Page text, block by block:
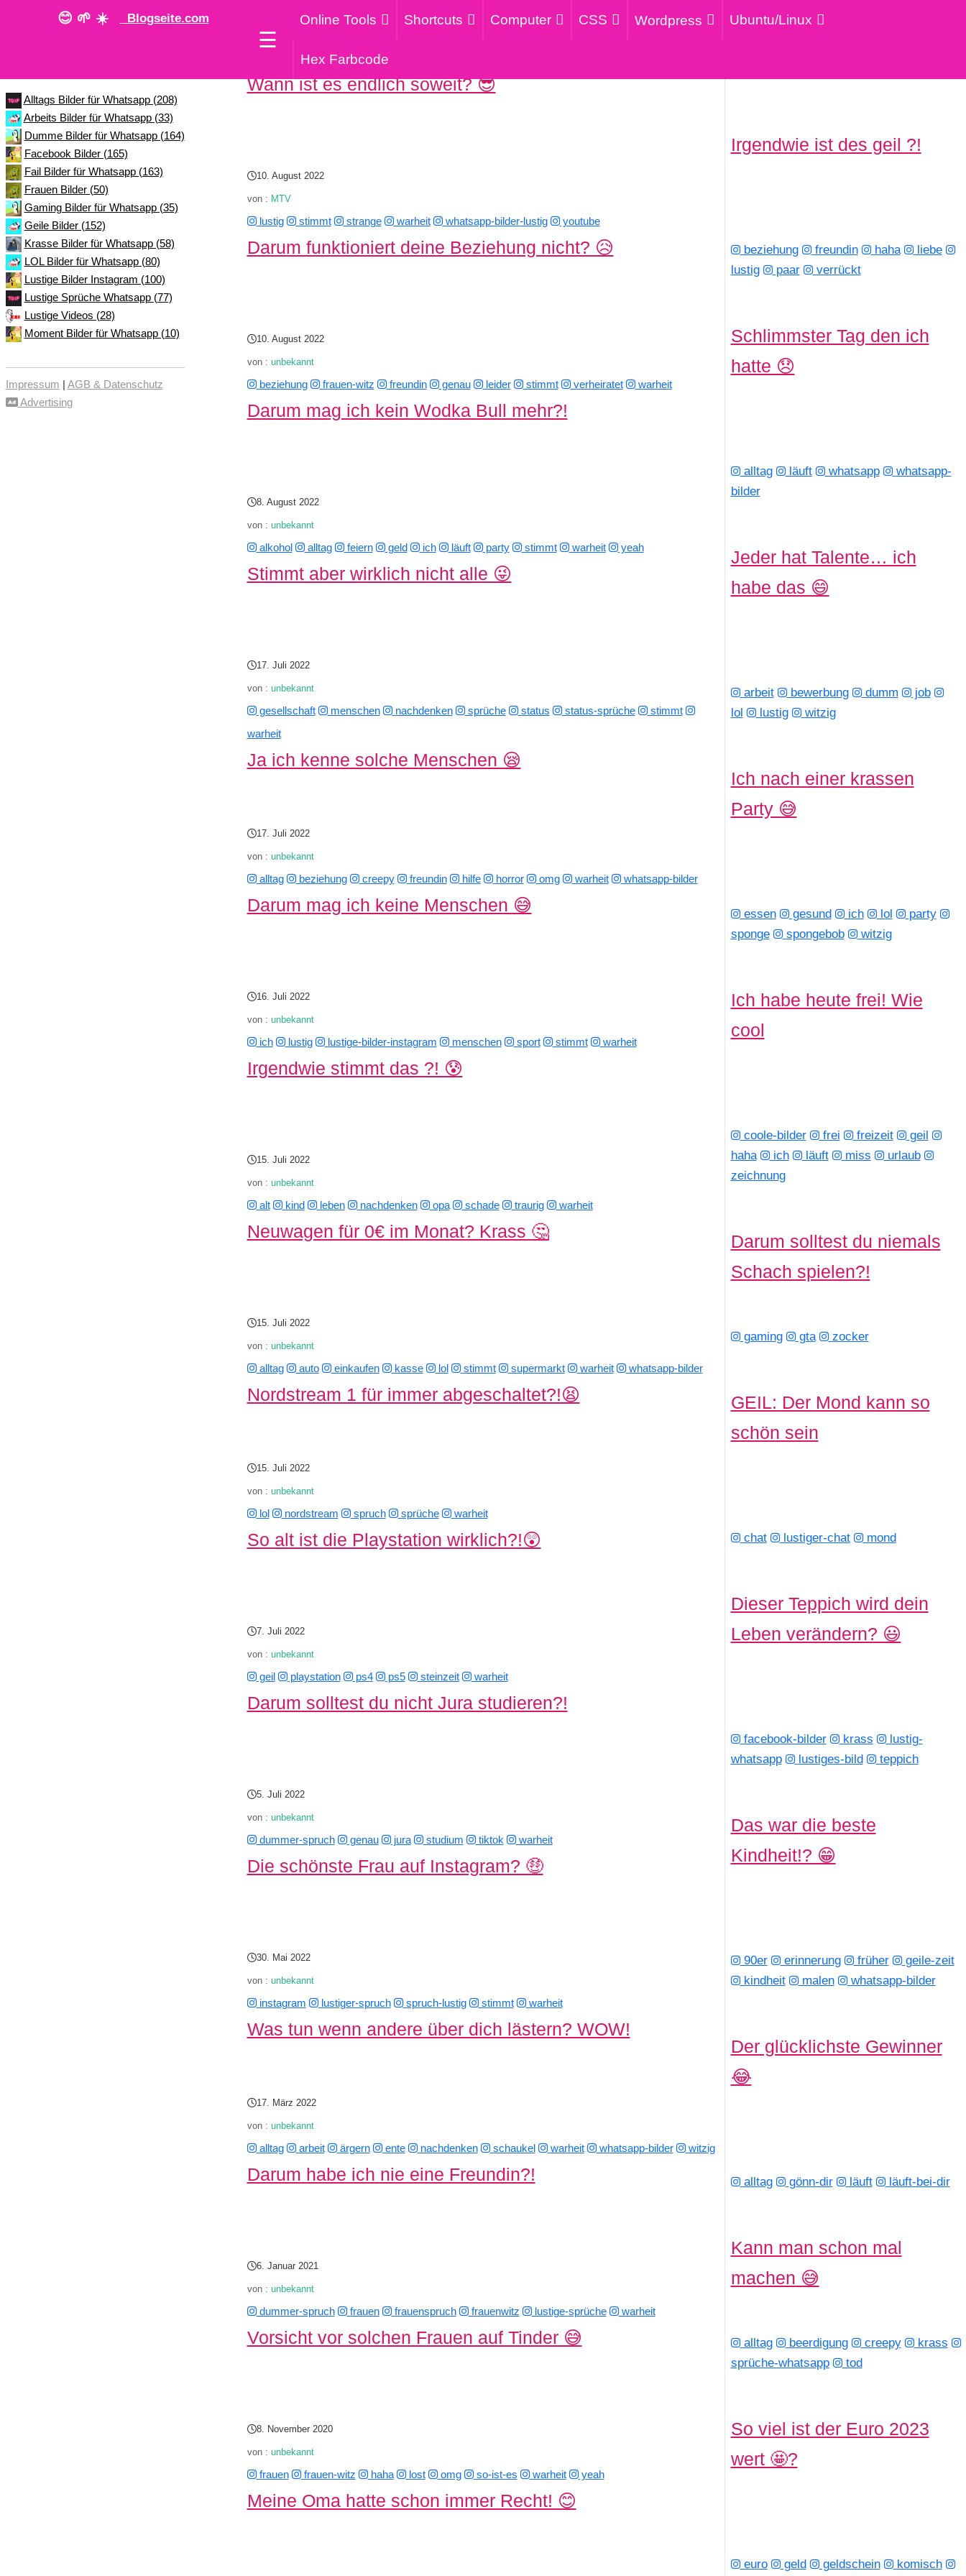
😊 🌱 ☀️ Blogseite.com
☰
Online Tools Shortcuts Computer CSS Wordpress Ubuntu/Linux
Hex Farbcode
Alltags Bilder für Whatsapp (208)
Arbeits Bilder für Whatsapp (33)
Dumme Bilder für Whatsapp (164)
Facebook Bilder (165)
Fail Bilder für Whatsapp (163)
Frauen Bilder (50)
Gaming Bilder für Whatsapp (35)
Geile Bilder (152)
Krasse Bilder für Whatsapp (58)
LOL Bilder für Whatsapp (80)
Lustige Bilder Instagram (100)
Lustige Sprüche Whatsapp (77)
Lustige Videos (28)
Moment Bilder für Whatsapp (10)
Impressum | AGB & Datenschutz
Advertising
Wann ist es endlich soweit? 😎
10. August 2022
von : MTV
lustig stimmt strange warheit whatsapp-bilder-lustig youtube
Darum funktioniert deine Beziehung nicht? 😥
10. August 2022
von : unbekannt
beziehung frauen-witz freundin genau leider stimmt verheiratet warheit
Darum mag ich kein Wodka Bull mehr?!
8. August 2022
von : unbekannt
alkohol alltag feiern geld ich läuft party stimmt warheit yeah
Stimmt aber wirklich nicht alle 😜
17. Juli 2022
von : unbekannt
gesellschaft menschen nachdenken sprüche status status-sprüche
stimmt
warheit
Ja ich kenne solche Menschen 😪
17. Juli 2022
von : unbekannt
alltag beziehung creepy freundin hilfe horror omg warheit whatsapp-bilder
Darum mag ich keine Menschen 😅
16. Juli 2022
von : unbekannt
ich lustig lustige-bilder-instagram menschen sport stimmt warheit
Irgendwie stimmt das ?! 😰
15. Juli 2022
von : unbekannt
alt kind leben nachdenken opa schade traurig warheit
Neuwagen für 0€ im Monat? Krass 🤔
15. Juli 2022
von : unbekannt
alltag auto einkaufen kasse lol stimmt supermarkt warheit whatsapp-bilder
Nordstream 1 für immer abgeschaltet?!😫
15. Juli 2022
von : unbekannt
lol nordstream spruch sprüche warheit
So alt ist die Playstation wirklich?!😲
7. Juli 2022
von : unbekannt
geil playstation ps4 ps5 steinzeit warheit
Darum solltest du nicht Jura studieren?!
5. Juli 2022
von : unbekannt
dummer-spruch genau jura studium tiktok warheit
Die schönste Frau auf Instagram? 🤑
30. Mai 2022
von : unbekannt
instagram lustiger-spruch spruch-lustig stimmt warheit
Was tun wenn andere über dich lästern? WOW!
17. März 2022
von : unbekannt
alltag arbeit ärgern ente nachdenken schaukel warheit whatsapp-bilder witzig
Darum habe ich nie eine Freundin?!
6. Januar 2021
von : unbekannt
dummer-spruch frauen frauenspruch frauenwitz lustige-sprüche warheit
Vorsicht vor solchen Frauen auf Tinder 😅
8. November 2020
von : unbekannt
frauen frauen-witz haha lost omg so-ist-es warheit yeah
Meine Oma hatte schon immer Recht! 😊
Irgendwie ist des geil ?!
beziehung freundin haha
liebe
lustig
paar verrückt
Schlimmster Tag den ich
hatte 😞
alltag läuft whatsapp
whatsapp-
bilder
Jeder hat Talente… ich
habe das 😄
arbeit bewerbung dumm
job
lol
lustig witzig
Ich nach einer krassen
Party 😅
essen gesund ich lol
party
sponge
spongebob witzig
Ich habe heute frei! Wie
cool
coole-bilder frei freizeit
geil
haha
ich läuft miss
urlaub
zeichnung
Darum solltest du niemals
Schach spielen?!
gaming gta zocker
GEIL: Der Mond kann so
schön sein
chat lustiger-chat mond
Dieser Teppich wird dein
Leben verändern? 😃
facebook-bilder krass
lustig-
whatsapp
lustiges-bild teppich
Das war die beste
Kindheit!? 😁
90er erinnerung früher
geile-zeit
kindheit
malen whatsapp-bilder
Der glücklichste Gewinner
😂
alltag gönn-dir läuft läuft-bei-dir
Kann man schon mal
machen 😅
alltag beerdigung creepy
krass
sprüche-whatsapp
tod
So viel ist der Euro 2023
wert 🤩?
euro geld geldschein komisch